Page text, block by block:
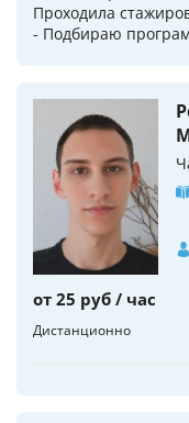
Проходила
- Подбираю
от 25 руб / час
Дистанционно